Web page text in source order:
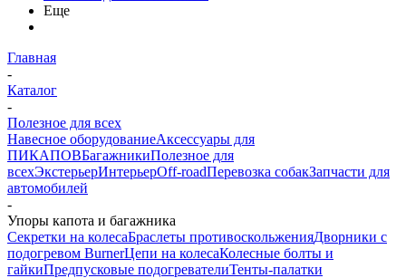
Еще
Главная
-
Каталог
-
Полезное для всех
Навесное оборудованиеАксессуары для
ПИКАПОВБагажникиПолезное для
всехЭкстерьерИнтерьерOff-roadПеревозка собакЗапчасти для
автомобилей
-
Упоры капота и багажника
Секретки на колесаБраслеты противоскольженияДворники с
подогревом BurnerЦепи на колесаКолесные болты и
гайкиПредпусковые подогревателиТенты-палатки